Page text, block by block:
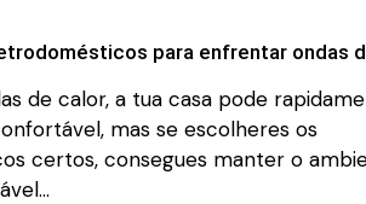
para enfrentar ondas
de calor, a tua casa pode
mas se escolheres os
certos, consegues manter o